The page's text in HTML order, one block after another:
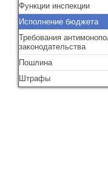
Функции инспекции
Исполнение бюджета
Требования
законодательства
Пошлина
Штрафы